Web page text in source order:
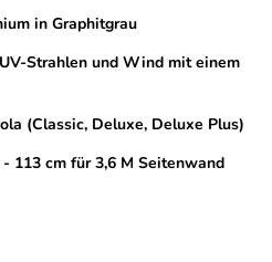
in Graphitgrau
Strahlen und Wind mit einem
(Classic, Deluxe, Deluxe Plus)
113 cm für 3,6 M Seitenwand